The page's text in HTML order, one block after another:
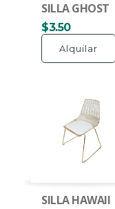
SILLA GHOST
$3.50
Alquilar
SILLA HAWAII